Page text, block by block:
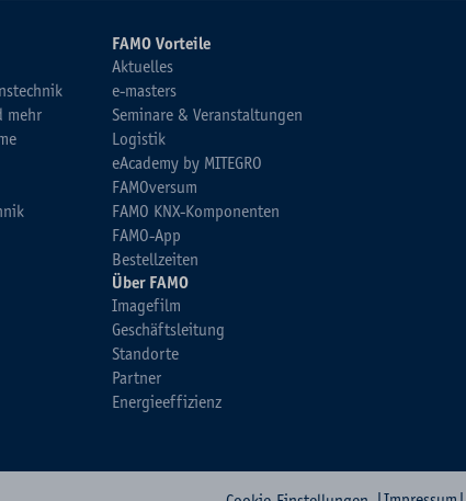
mehr
FAMO Vorteile
Aktuelles
e-masters
Seminare & Veranstaltungen
Logistik
eAcademy by MITEGRO
FAMOversum
FAMO KNX-Komponenten
FAMO-App
Bestellzeiten
Über FAMO
Imagefilm
Geschäftsleitung
Standorte
Partner
Energieeffizienz